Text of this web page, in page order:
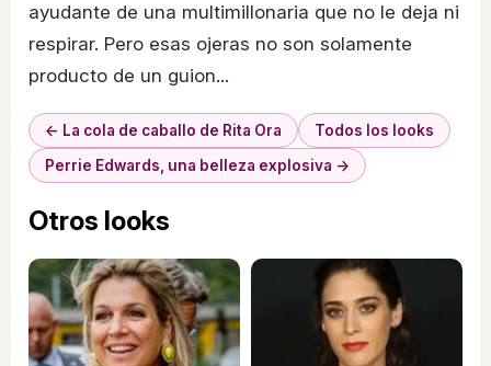
ayudante de una multimillonaria que no le deja ni
respirar. Pero esas ojeras no son solamente
producto de un guion...
← La cola de caballo de Rita Ora
Todos los looks
Perrie Edwards, una belleza explosiva →
Otros looks